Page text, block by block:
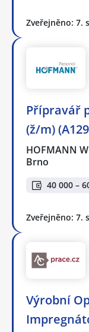
Zveřejněno: 7.
Přípravář
(ž/m)
HOFMANN
Brno
40 000 –
Zveřejněno: 7.
Výrobní